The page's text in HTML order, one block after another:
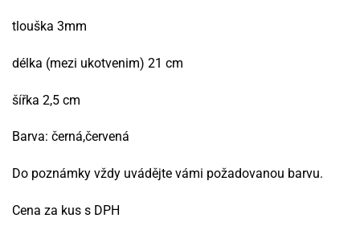
tlouška 3mm
délka (mezi ukotvenim) 21 cm
šířka 2,5 cm
Barva: černá,červená
Do poznámky vždy uvádějte vámi požadovanou barvu.
Cena za kus s DPH